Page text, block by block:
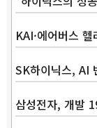
KAI·에어버스
SK하이닉스, AI
삼성전자, 개